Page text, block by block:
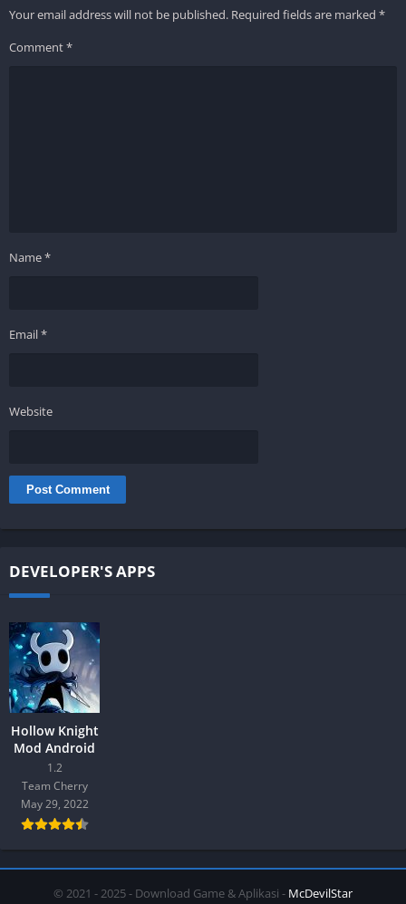
Your email address will not be published. Required fields are marked *
Comment*
Name*
Email*
Website
DEVELOPER'S APPS
Hollow Knight
Mod Android
1.2
Team Cherry
May 29, 2022
© 2021 - 2025 - Download Game & Aplikasi - McDevilStar